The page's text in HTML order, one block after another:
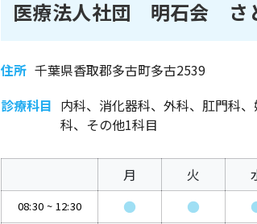
医療法人社団 明石会 さ
住所 千葉県香取郡多古町多古2539
診療科目 内科、消化器科、外科、肛門科、
科、その他1科目
月 火
08:30 ~ 12:30 ● ●